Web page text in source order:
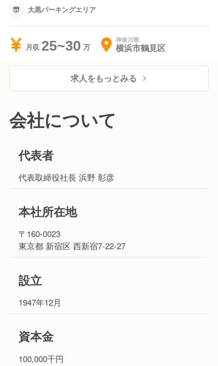
大黒パーキングエリア
月収 25~30 神奈川県
横浜市鶴見区
求人をもっとみる
会社について
代表者
代表取締役社長 浜野 彰彦
本社所在地
〒160-0023
東京都 新宿区 西新宿7-22-27
設立
1947年12月
資本金
100,000千円